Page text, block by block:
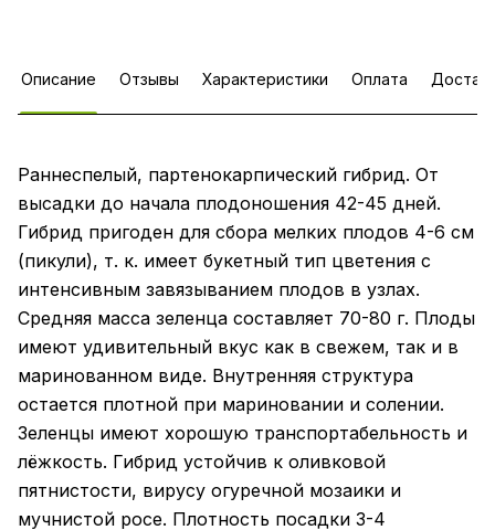
Описание Отзывы Характеристики Оплата
Раннеспелый, партенокарпический гибрид. От
высадки до начала плодоношения 42-45 дней.
Гибрид пригоден для сбора мелких плодов 4-6 см
(пикули), т. к. имеет букетный тип цветения с
интенсивным завязыванием плодов в узлах.
Средняя масса зеленца составляет 70-80 г. Плоды
имеют удивительный вкус как в свежем, так и в
маринованном виде. Внутренняя структура
остается плотной при мариновании и солении.
Зеленцы имеют хорошую транспортабельность и
лёжкость. Гибрид устойчив к оливковой
пятнистости, вирусу огуречной мозаики и
мучнистой росе. Плотность посадки 3-4